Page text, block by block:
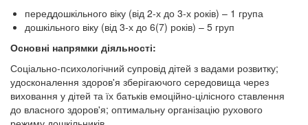
переддошкільного віку (від 2-х до 3-х років) – 1 група
дошкільного віку (від 3-х до 6(7) років) – 5 груп
Основні напрямки діяльності:
Соціально-психологічний супровід дітей з вадами розвитку;
удосконалення здоров'я зберігаючого середовища через
виховання у дітей та їх батьків емоційно-цілісного ставлення
до власного здоров'я; оптимальну організацію рухового